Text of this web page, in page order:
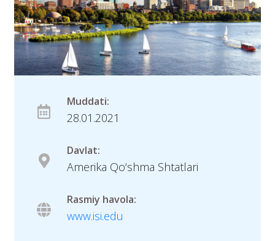
Muddati:
28.01.2021
Davlat:
Amerika Qo‘shma Shtatlari
Rasmiy havola:
www.isi.edu